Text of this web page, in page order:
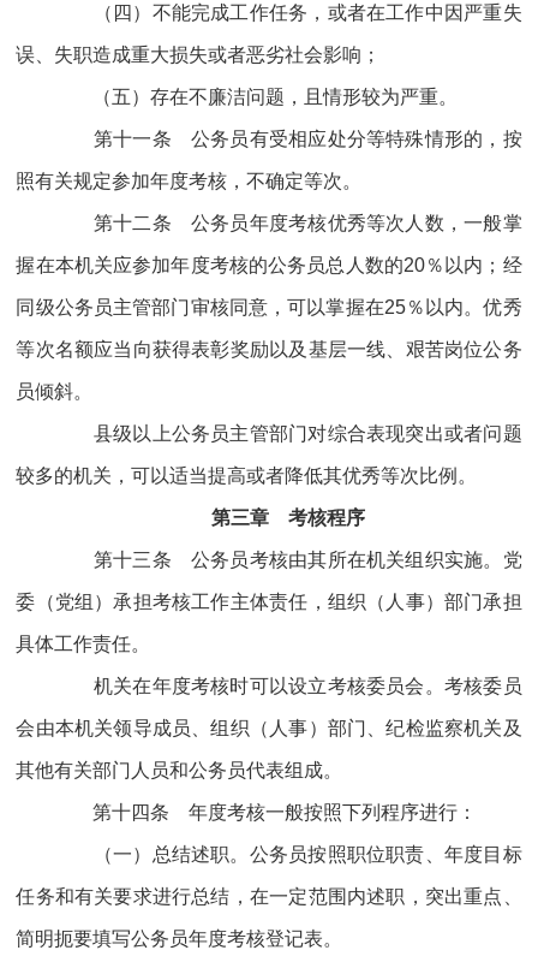
（四）不能完成工作任务，或者在工作中因严重失
误、失职造成重大损失或者恶劣社会影响；
（五）存在不廉洁问题，且情形较为严重。
第十一条 公务员有受相应处分等特殊情形的，按
照有关规定参加年度考核，不确定等次。
第十二条 公务员年度考核优秀等次人数，一般掌
握在本机关应参加年度考核的公务员总人数的20％以内；经
同级公务员主管部门审核同意，可以掌握在25％以内。优秀
等次名额应当向获得表彰奖励以及基层一线、艰苦岗位公务
员倾斜。
县级以上公务员主管部门对综合表现突出或者问题
较多的机关，可以适当提高或者降低其优秀等次比例。
第三章 考核程序
第十三条 公务员考核由其所在机关组织实施。党
委（党组）承担考核工作主体责任，组织（人事）部门承担
具体工作责任。
机关在年度考核时可以设立考核委员会。考核委员
会由本机关领导成员、组织（人事）部门、纪检监察机关及
其他有关部门人员和公务员代表组成。
第十四条 年度考核一般按照下列程序进行：
（一）总结述职。公务员按照职位职责、年度目标
任务和有关要求进行总结，在一定范围内述职，突出重点、
简明扼要填写公务员年度考核登记表。